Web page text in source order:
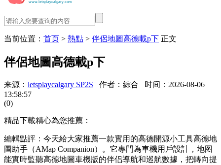
当前位置： 首页 > 熱點 > 伴侶地圖高德載p下 正文
伴侶地圖高德載p下
来源： letsplaycalgary SP2S 作者：綜合
时间：2026-08-06
13:58:57
(0)
精品下載精心為您推薦：
編輯點評：今天給大家推薦一款實用的高德開源小工具高德地
圖助手（AMap Companion）。它專門為車機用戶設計，地图
能實時監聽高德地圖車機版的伴侣導航和巡航數據，把轉向提